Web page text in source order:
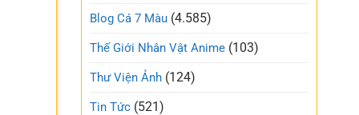
trẻo
nhất
Blog Cá 7 Màu (4.585)
Thế Giới Nhân Vật Anime (103)
Thư Viện Ảnh (124)
Tin Tức (521)